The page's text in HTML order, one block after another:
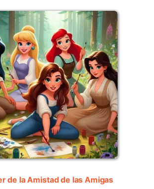
de la Amistad de las Amigas